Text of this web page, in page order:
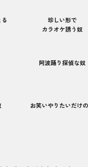
珍しい形で
カラオケ誘う奴
阿波踊り探偵な奴
お笑いやりたいだけ